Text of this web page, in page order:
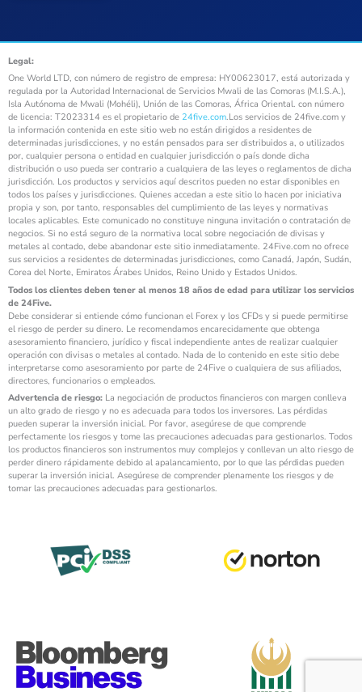
Legal:
One World LTD, con número de registro de empresa: HY00623017, está autorizada y
regulada por la Autoridad Internacional de Servicios Mwali de las Comoras (M.I.S.A.),
Isla Autónoma de Mwali (Mohéli), Unión de las Comoras, África Oriental. con número
de licencia: T2023314 es el propietario de 24five.com.Los servicios de 24five.com y
la información contenida en este sitio web no están dirigidos a residentes de
determinadas jurisdicciones, y no están pensados para ser distribuidos a, o utilizados
por, cualquier persona o entidad en cualquier jurisdicción o país donde dicha
distribución o uso pueda ser contrario a cualquiera de las leyes o reglamentos de dicha
jurisdicción. Los productos y servicios aquí descritos pueden no estar disponibles en
todos los países y jurisdicciones. Quienes accedan a este sitio lo hacen por iniciativa
propia y son, por tanto, responsables del cumplimiento de las leyes y normativas
locales aplicables. Este comunicado no constituye ninguna invitación o contratación de
negocios. Si no está seguro de la normativa local sobre negociación de divisas y
metales al contado, debe abandonar este sitio inmediatamente. 24Five.com no ofrece
sus servicios a residentes de determinadas jurisdicciones, como Canadá, Japón, Sudán,
Corea del Norte, Emiratos Árabes Unidos, Reino Unido y Estados Unidos.
Todos los clientes deben tener al menos 18 años de edad para utilizar los servicios
de 24Five.
Debe considerar si entiende cómo funcionan el Forex y los CFDs y si puede permitirse
el riesgo de perder su dinero. Le recomendamos encarecidamente que obtenga
asesoramiento financiero, jurídico y fiscal independiente antes de realizar cualquier
operación con divisas o metales al contado. Nada de lo contenido en este sitio debe
interpretarse como asesoramiento por parte de 24Five o cualquiera de sus afiliados,
directores, funcionarios o empleados.
Advertencia de riesgo: La negociación de productos financieros con margen conlleva
un alto grado de riesgo y no es adecuada para todos los inversores. Las pérdidas
pueden superar la inversión inicial. Por favor, asegúrese de que comprende
perfectamente los riesgos y tome las precauciones adecuadas para gestionarlos. Todos
los productos financieros son instrumentos muy complejos y conllevan un alto riesgo de
perder dinero rápidamente debido al apalancamiento, por lo que las pérdidas pueden
superar la inversión inicial. Asegúrese de comprender plenamente los riesgos y de
tomar las precauciones adecuadas para gestionarlos.